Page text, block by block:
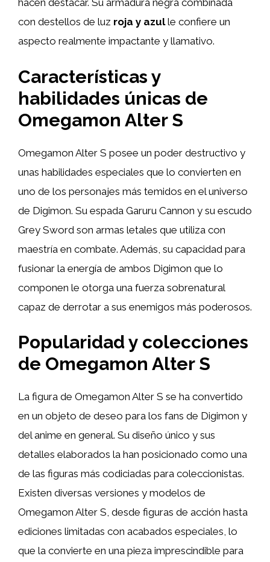
hacen destacar. Su armadura negra combinada
con destellos de luz roja y azulle confiere un
aspecto realmente impactante y llamativo.
Características y
habilidades únicas de
Omegamon Alter S
Omegamon Alter S posee un poder destructivo y
unas habilidades especiales que lo convierten en
uno de los personajes más temidos en el universo
de Digimon. Su espada Garuru Cannon y su escudo
Grey Sword son armas letales que utiliza con
maestría en combate. Además, su capacidad para
fusionar la energía de ambos Digimon que lo
componen le otorga una fuerza sobrenatural
capaz de derrotar a sus enemigos más poderosos.
Popularidad y colecciones
de Omegamon Alter S
La figura de Omegamon Alter S se ha convertido
en un objeto de deseo para los fans de Digimon y
del anime en general. Su diseño único y sus
detalles elaborados la han posicionado como una
de las figuras más codiciadas para coleccionistas.
Existen diversas versiones y modelos de
Omegamon Alter S, desde figuras de acción hasta
ediciones limitadas con acabados especiales, lo
que la convierte en una pieza imprescindible para